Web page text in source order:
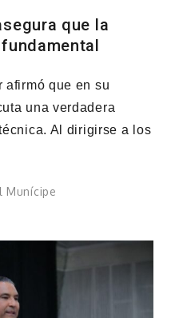
que la
afirmó que en su
una verdadera
Al dirigirse a los
Munícipe